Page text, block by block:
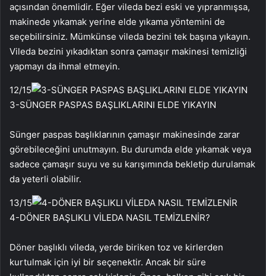
açısından önemlidir. Eğer vileda bezi eski ve yıpranmışsa,
makinede yıkamak yerine elde yıkama yöntemini de
seçebilirsiniz. Mümkünse vileda bezini tek başına yıkayın.
Vileda bezini yıkadıktan sonra çamaşır makinesi temizliği
yapmayı da ihmal etmeyin.
12/15
3-SÜNGER PASPAS BAŞLIKLARINI ELDE YIKAYIN
Sünger paspas başlıklarının çamaşır makinesinde zarar
görebileceğini unutmayın. Bu durumda elde yıkamak veya
sadece çamaşır suyu ve su karışımında bekletip durulamak
da yeterli olabilir.
13/15
4-DÖNER BAŞLIKLI VİLEDA NASIL TEMİZLENİR?
Döner başlıklı vileda, yerde biriken toz ve kirlerden
kurtulmak için iyi bir seçenektir. Ancak bir süre